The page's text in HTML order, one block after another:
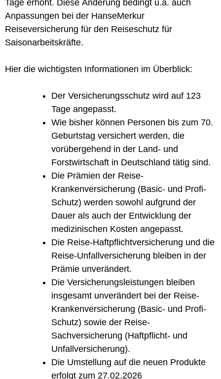
Tage erhöht. Diese Änderung bedingt u.a. auch
Anpassungen bei der HanseMerkur
Reiseversicherung für den Reiseschutz für
Saisonarbeitskräfte.
Hier die wichtigsten Informationen im Überblick:
Der Versicherungsschutz wird auf 123
Tage angepasst.
Wie bisher können Personen bis zum 70.
Geburtstag versichert werden, die
vorübergehend in der Land- und
Forstwirtschaft in Deutschland tätig sind.
Die Prämien der Reise-
Krankenversicherung (Basic- und Profi-
Schutz) werden sowohl aufgrund der
Dauer als auch der Entwicklung der
medizinischen Kosten angepasst.
Die Reise-Haftpflichtversicherung und die
Reise-Unfallversicherung bleiben in der
Prämie unverändert.
Die Versicherungsleistungen bleiben
insgesamt unverändert bei der Reise-
Krankenversicherung (Basic- und Profi-
Schutz) sowie der Reise-
Sachversicherung (Haftpflicht- und
Unfallversicherung).
Die Umstellung auf die neuen Produkte
erfolgt zum 27.02.2026